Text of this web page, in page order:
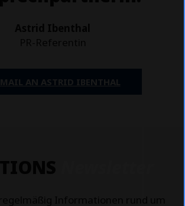
MAIL AN ASTRID IBENTHAL